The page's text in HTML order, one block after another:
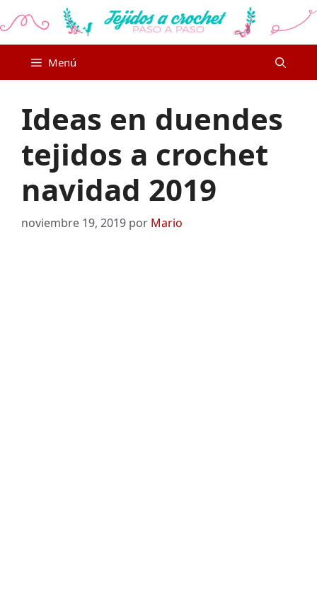
al
Menú
Ideas en duendes
tejidos a crochet
navidad 2019
noviembre 19, 2019 por Mario